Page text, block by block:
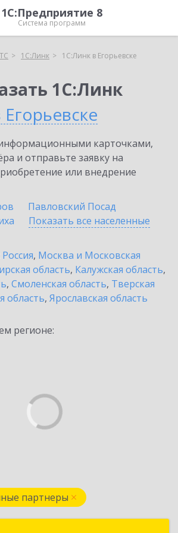
1С:Предприятие 8
Система программ
1С:Линк 1С:Линк в Егорьевске
1С:Линк
Егорьевске
карточками,
и отправьте заявку на
или внедрение
Павловский Посад
Показать все населенные
Россия, Москва и Московская
область, Калужская область,
, Смоленская область, Тверская
область, Ярославская область
регионе:
партнеры